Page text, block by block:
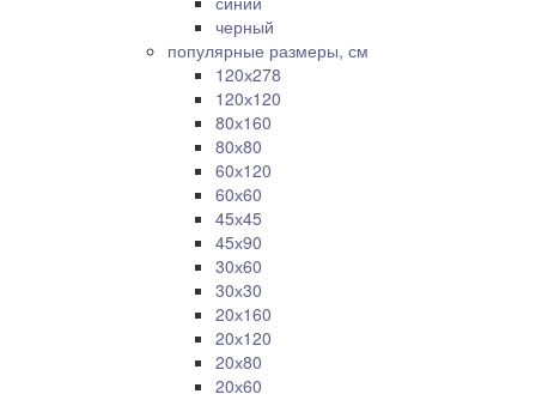
черный
популярные размеры, см
120х278
120х120
80х160
80х80
60х120
60х60
45х45
45х90
30х60
30х30
20х160
20х120
20х80
20х60